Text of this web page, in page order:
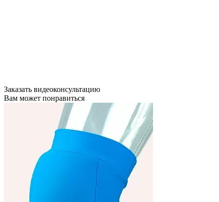
Заказать видеоконсультацию
Вам может понравиться